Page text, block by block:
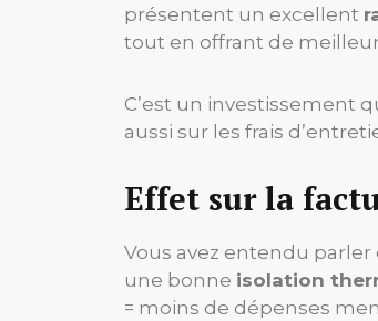
présentent un excellent
tout en offrant de
C’est un investissement
aussi sur les frais
Effet sur la
Vous avez entendu parler
une bonne isolation
= moins de dépenses